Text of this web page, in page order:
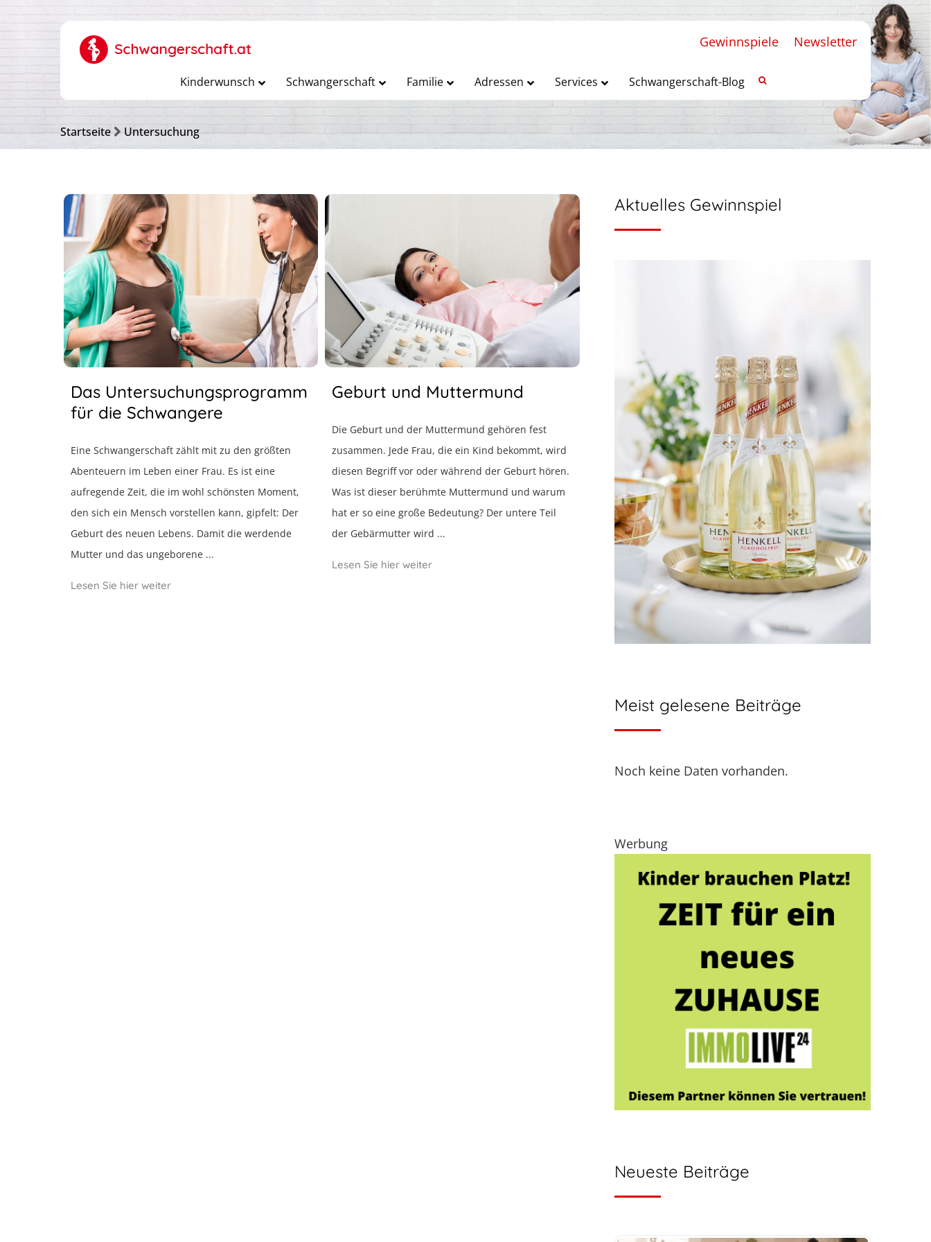
Gewinnspiele Newsletter
Kinderwunsch Schwangerschaft Familie Adressen Services Schwangerschaft-Blog
Startseite Untersuchung
Das Untersuchungsprogramm
für die Schwangere
Eine Schwangerschaft zählt mit zu den größten
Abenteuern im Leben einer Frau. Es ist eine
aufregende Zeit, die im wohl schönsten Moment,
den sich ein Mensch vorstellen kann, gipfelt: Der
Geburt des neuen Lebens. Damit die werdende
Mutter und das ungeborene ...
Lesen Sie hier weiter
Geburt und Muttermund
Die Geburt und der Muttermund gehören fest
zusammen. Jede Frau, die ein Kind bekommt, wird
diesen Begriff vor oder während der Geburt hören.
Was ist dieser berühmte Muttermund und warum
hat er so eine große Bedeutung? Der untere Teil
der Gebärmutter wird ...
Lesen Sie hier weiter
Aktuelles Gewinnspiel
Meist gelesene Beiträge
Noch keine Daten vorhanden.
Werbung
Neueste Beiträge